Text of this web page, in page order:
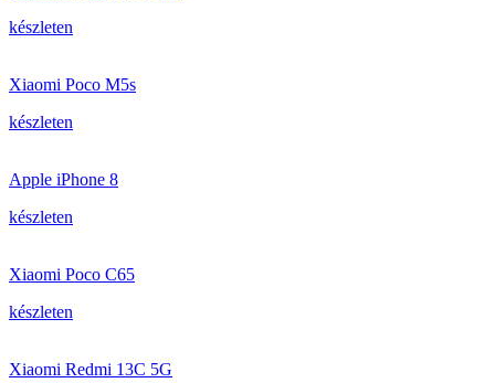
készleten
Xiaomi Poco M5s
készleten
Apple iPhone 8
készleten
Xiaomi Poco C65
készleten
Xiaomi Redmi 13C 5G